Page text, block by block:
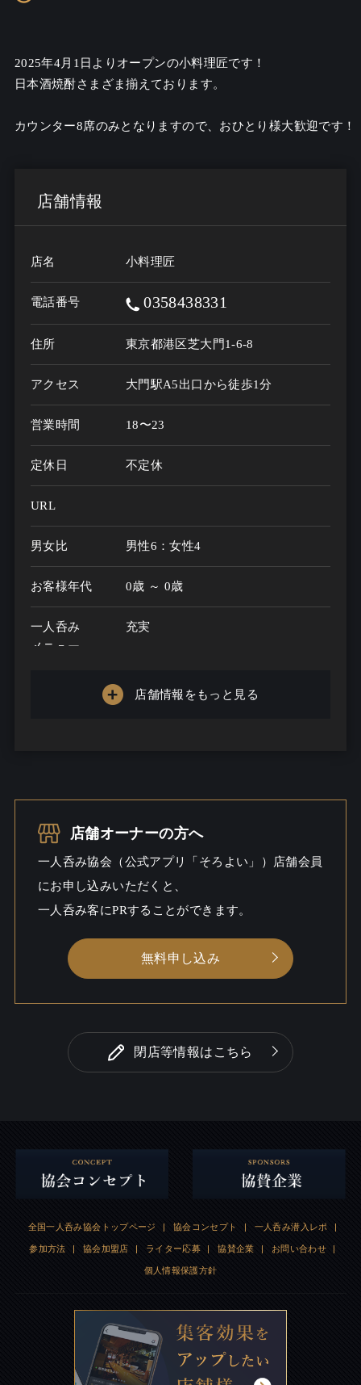
2025年4月1日よりオープンの小料理匠です！
日本酒焼酎さまざま揃えております。
カウンター8席のみとなりますので、おひとり様大歓迎です！
店舗情報
店名 小料理匠
電話番号 0358438331
住所 東京都港区芝大門1-6-8
アクセス 大門駅A5出口から徒歩1分
営業時間
定休日 不定休
URL
男女比 男性6：女性4
お客様年代 0歳 ～ 0歳
一人呑み
メニュー
充実
15
シーン
店舗情報をもっと見る
店舗オーナーの方へ
一人呑み協会（公式アプリ「そろよい」）店舗会員
にお申し込みいただくと、
一人呑み客にPRすることができます。
無料申し込み
閉店等情報はこちら
全国一人呑み協会トップページ | 協会コンセプト | 一人呑み潜入レポ |
参加方法 | 協会加盟店 | ライター応募 | 協賛企業 | お問い合わせ |
個人情報保護方針